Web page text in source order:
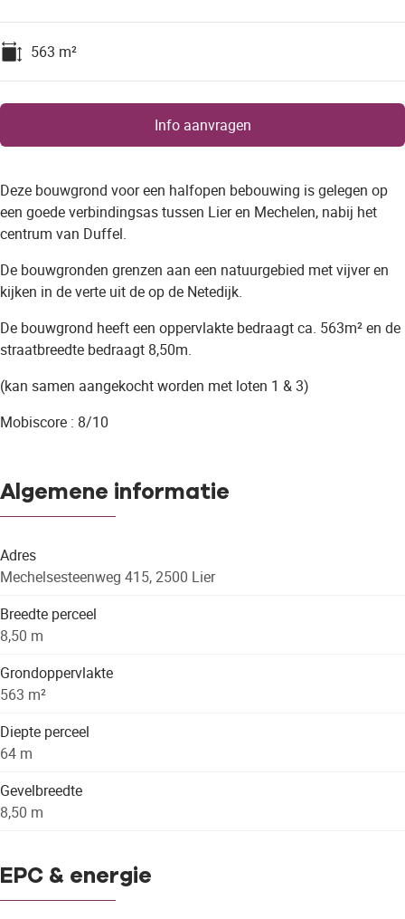
563 m²
Info aanvragen
Deze bouwgrond voor een halfopen bebouwing is gelegen op
een goede verbindingsas tussen Lier en Mechelen, nabij het
centrum van Duffel.
De bouwgronden grenzen aan een natuurgebied met vijver en
kijken in de verte uit de op de Netedijk.
De bouwgrond heeft een oppervlakte bedraagt ca. 563m² en de
straatbreedte bedraagt 8,50m.
(kan samen aangekocht worden met loten 1 & 3)
Mobiscore : 8/10
Algemene informatie
Adres
Mechelsesteenweg 415, 2500 Lier
Breedte perceel
8,50 m
Grondoppervlakte
563 m²
Diepte perceel
64 m
Gevelbreedte
8,50 m
EPC & energie